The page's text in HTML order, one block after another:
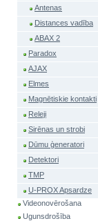
Antenas
Distances vadība
ABAX 2
Paradox
AJAX
Elmes
Magnētiskie kontakti
Releji
Sirēnas un strobi
Dūmu ģeneratori
Detektori
TMP
U-PROX Apsardze
Videonovērošana
Ugunsdrošība